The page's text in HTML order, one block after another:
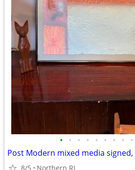
• • • • • • • • •
Post Modern mixed media
8/5 Northern RI